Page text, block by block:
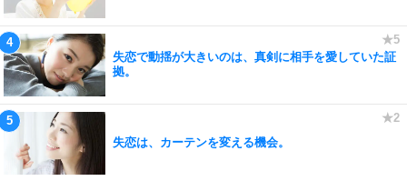
失恋で動揺が大きいのは、真剣に相手を愛していた証
拠。
失恋は、カーテンを変える機会。